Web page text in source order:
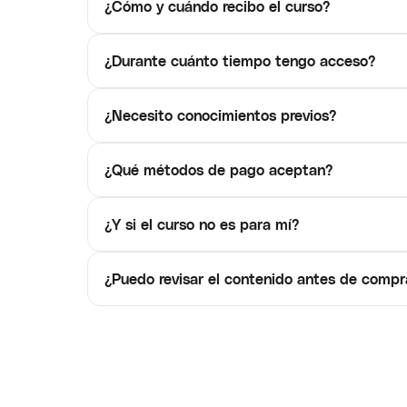
¿Cómo y cuándo recibo el curso?
¿Durante cuánto tiempo tengo acceso?
¿Necesito conocimientos previos?
¿Qué métodos de pago aceptan?
¿Y si el curso no es para mí?
¿Puedo revisar el contenido antes de